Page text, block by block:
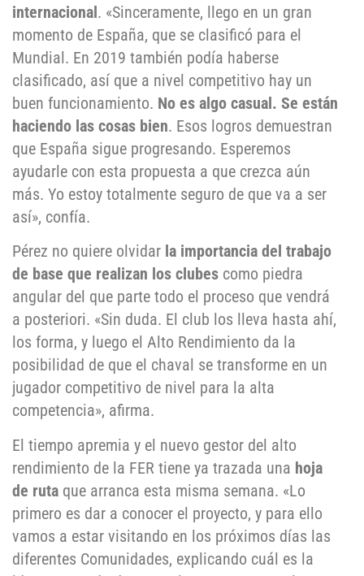
internacional. «Sinceramente, llego en un gran
momento de España, que se clasificó para el
Mundial. En 2019 también podía haberse
clasificado, así que a nivel competitivo hay un
buen funcionamiento. No es algo casual. Se están
haciendo las cosas bien. Esos logros demuestran
que España sigue progresando. Esperemos
ayudarle con esta propuesta a que crezca aún
más. Yo estoy totalmente seguro de que va a ser
así», confía.
Pérez no quiere olvidar la importancia del trabajo
de base que realizan los clubes como piedra
angular del que parte todo el proceso que vendrá
a posteriori. «Sin duda. El club los lleva hasta ahí,
los forma, y luego el Alto Rendimiento da la
posibilidad de que el chaval se transforme en un
jugador competitivo de nivel para la alta
competencia», afirma.
El tiempo apremia y el nuevo gestor del alto
rendimiento de la FER tiene ya trazada una hoja
de ruta que arranca esta misma semana. «Lo
primero es dar a conocer el proyecto, y para ello
vamos a estar visitando en los próximos días las
diferentes Comunidades, explicando cuál es la